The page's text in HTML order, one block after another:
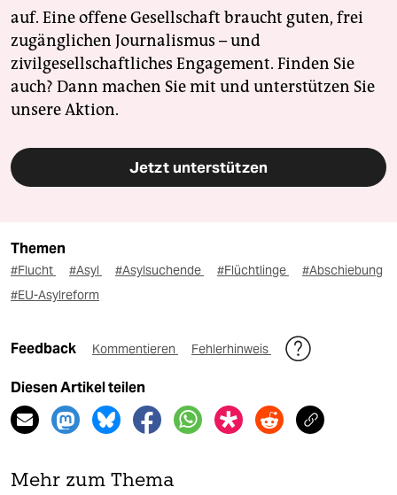
auf. Eine offene Gesellschaft braucht guten, frei
zugänglichen Journalismus – und
zivilgesellschaftliches Engagement. Finden Sie
auch? Dann machen Sie mit und unterstützen Sie
unsere Aktion.
Jetzt unterstützen
Themen
#Flucht #Asyl #Asylsuchende #Flüchtlinge
#Abschiebung
#EU-Asylreform
Feedback Kommentieren Fehlerhinweis
Diesen Artikel teilen
Mehr zum Thema